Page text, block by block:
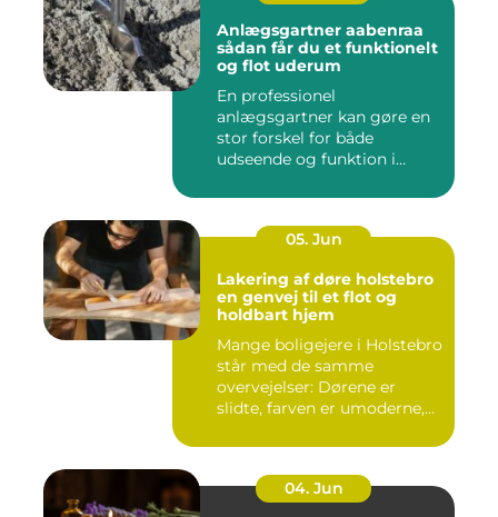
Anlægsgartner aabenraa
sådan får du et funktionelt
og flot uderum
En professionel
anlægsgartner kan gøre en
stor forskel for både
udseende og funktion i
05. Jun
Lakering af døre holstebro
en genvej til et flot og
holdbart hjem
Mange boligejere i Holstebro
står med de samme
overvejelser: Dørene er
slidte, farven er umoderne,
04. Jun